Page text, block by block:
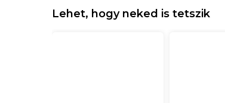
Lehet, hogy neked is tetszik